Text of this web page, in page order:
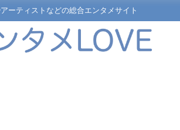
ーティストなどの総合エンタメサイト